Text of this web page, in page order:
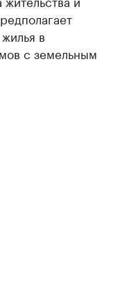
в
с земельным